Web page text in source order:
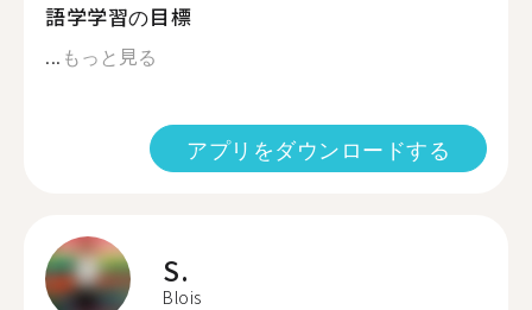
語学学習の目標
... もっと見る
アプリをダウンロードする
S.
Blois